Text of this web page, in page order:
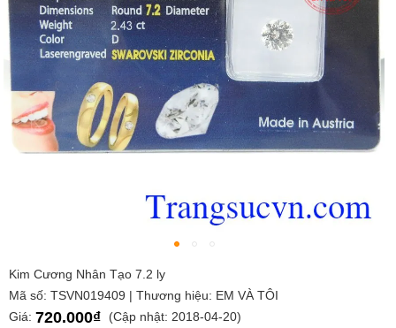
Kim Cương Nhân Tạo 7.2 ly
Mã số: TSVN019409 | Thương hiệu: EM VÀ TÔI
Giá: 720.000₫
(Cập nhật: 2018-04-20)